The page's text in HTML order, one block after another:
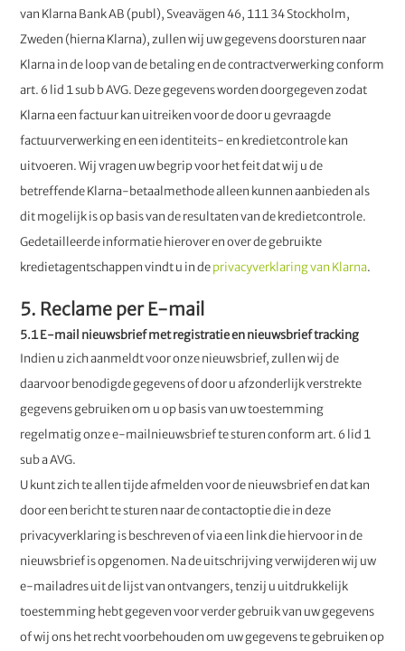
van Klarna Bank AB (publ), Sveavägen 46, 111 34 Stockholm,
Zweden (hierna Klarna), zullen wij uw gegevens doorsturen naar
Klarna in de loop van de betaling en de contractverwerking conform
art. 6 lid 1 sub b AVG. Deze gegevens worden doorgegeven zodat
Klarna een factuur kan uitreiken voor de door u gevraagde
factuurverwerking en een identiteits- en kredietcontrole kan
uitvoeren. Wij vragen uw begrip voor het feit dat wij u de
betreffende Klarna-betaalmethode alleen kunnen aanbieden als
dit mogelijk is op basis van de resultaten van de kredietcontrole.
Gedetailleerde informatie hierover en over de gebruikte
kredietagentschappen vindt u in deprivacyverklaring van Klarna.
5. Reclame per E-mail
5.1 E-mail nieuwsbrief met registratie en nieuwsbrief tracking
Indien u zich aanmeldt voor onze nieuwsbrief, zullen wij de
daarvoor benodigde gegevens of door u afzonderlijk verstrekte
gegevens gebruiken om u op basis van uw toestemming
regelmatig onze e-mailnieuwsbrief te sturen conform art. 6 lid 1
sub a AVG.
U kunt zich te allen tijde afmelden voor de nieuwsbrief en dat kan
door een bericht te sturen naar de contactoptie die in deze
privacyverklaring is beschreven of via een link die hiervoor in de
nieuwsbrief is opgenomen. Na de uitschrijving verwijderen wij uw
e-mailadres uit de lijst van ontvangers, tenzij u uitdrukkelijk
toestemming hebt gegeven voor verder gebruik van uw gegevens
of wij ons het recht voorbehouden om uw gegevens te gebruiken op